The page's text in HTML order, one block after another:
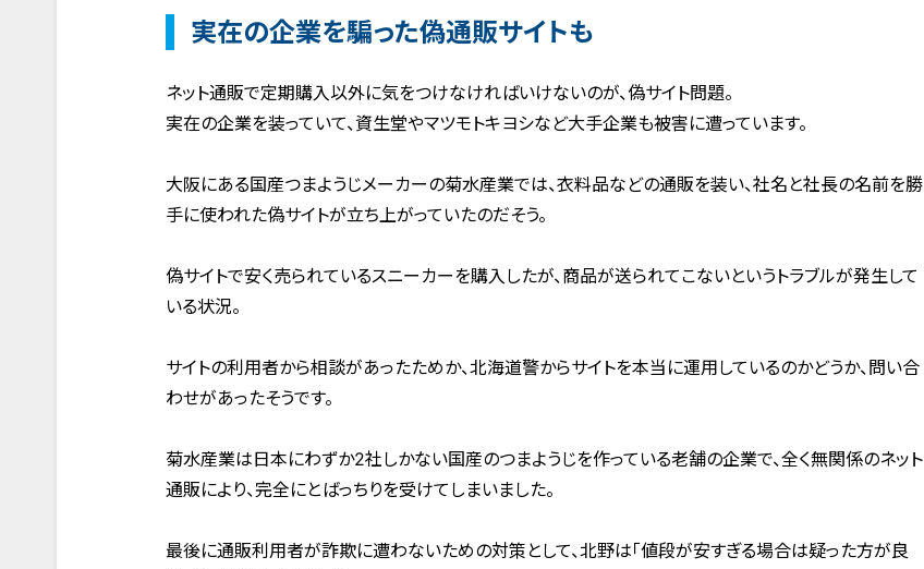
実在の企業を騙った偽通販サイトも
ネット通販で定期購入以外に気をつけなければいけないのが、偽サイト問題。
実在の企業を装っていて、資生堂やマツモトキヨシなど大手企業も被害に遭っています。
大阪にある国産つまようじメーカーの菊水産業では、衣料品などの通販を装い、社名と社長の名前を勝
手に使われた偽サイトが立ち上がっていたのだそう。
偽サイトで安く売られているスニーカーを購入したが、商品が送られてこないというトラブルが発生して
いる状況。
サイトの利用者から相談があったためか、北海道警からサイトを本当に運用しているのかどうか、問い合
わせがあったそうです。
菊水産業は日本にわずか2社しかない国産のつまようじを作っている老舗の企業で、全く無関係のネット
通販により、完全にとばっちりを受けてしまいました。
最後に通販利用者が詐欺に遭わないための対策として、北野は「値段が安すぎる場合は疑った方が良